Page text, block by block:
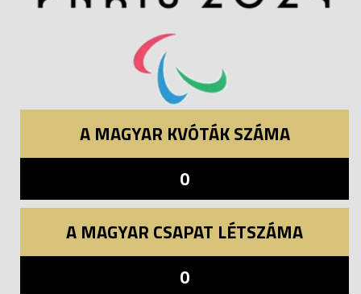
A MAGYAR KVÓTÁK SZÁMA
0
A MAGYAR CSAPAT LÉTSZÁMA
0